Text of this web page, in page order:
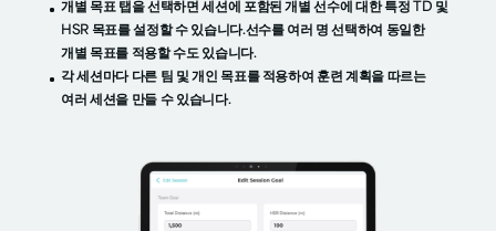
개별 목표 탭을 선택하면 세션에 포함된 개별 선수에 대한 특정 TD 및
HSR 목표를 설정할 수 있습니다.선수를 여러 명 선택하여 동일한
개별 목표를 적용할 수도 있습니다.
각 세션마다 다른 팀 및 개인 목표를 적용하여 훈련 계획을 따르는
여러 세션을 만들 수 있습니다.